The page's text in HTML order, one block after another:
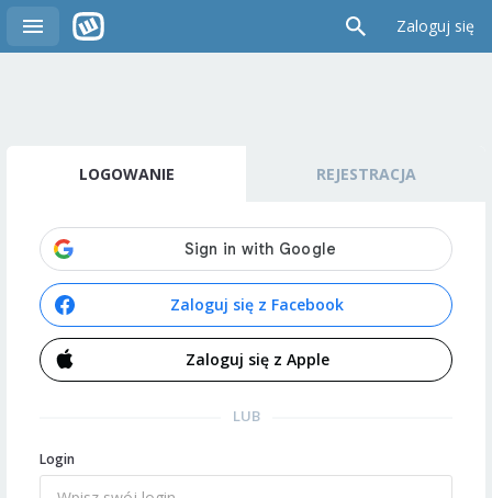
Zaloguj się
LOGOWANIE REJESTRACJA
Zaloguj się z Facebook
Zaloguj się z Apple
LUB
Login